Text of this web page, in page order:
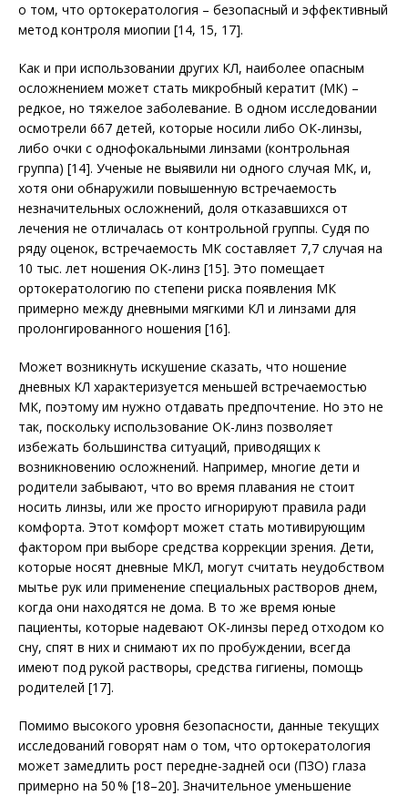
о том, что ортокератология – безопасный и эффективный
метод контроля миопии [14, 15, 17].
Как и при использовании других КЛ, наиболее опасным
осложнением может стать микробный кератит (МК) –
редкое, но тяжелое заболевание. В одном исследовании
осмотрели 667 детей, которые носили либо ОК-линзы,
либо очки с однофокальными линзами (контрольная
группа) [14]. Ученые не выявили ни одного случая МК, и,
хотя они обнаружили повышенную встречаемость
незначительных осложнений, доля отказавшихся от
лечения не отличалась от контрольной группы. Судя по
ряду оценок, встречаемость МК составляет 7,7 случая на
10 тыс. лет ношения ОК-линз [15]. Это помещает
ортокератологию по степени риска появления МК
примерно между дневными мягкими КЛ и линзами для
пролонгированного ношения [16].
Может возникнуть искушение сказать, что ношение
дневных КЛ характеризуется меньшей встречаемостью
МК, поэтому им нужно отдавать предпочтение. Но это не
так, поскольку использование ОК-линз позволяет
избежать большинства ситуаций, приводящих к
возникновению осложнений. Например, многие дети и
родители забывают, что во время плавания не стоит
носить линзы, или же просто игнорируют правила ради
комфорта. Этот комфорт может стать мотивирующим
фактором при выборе средства коррекции зрения. Дети,
которые носят дневные МКЛ, могут считать неудобством
мытье рук или применение специальных растворов днем,
когда они находятся не дома. В то же время юные
пациенты, которые надевают ОК-линзы перед отходом ко
сну, спят в них и снимают их по пробуждении, всегда
имеют под рукой растворы, средства гигиены, помощь
родителей [17].
Помимо высокого уровня безопасности, данные текущих
исследований говорят нам о том, что ортокератология
может замедлить рост передне-задней оси (ПЗО) глаза
примерно на 50 % [18–20]. Значительное уменьшение